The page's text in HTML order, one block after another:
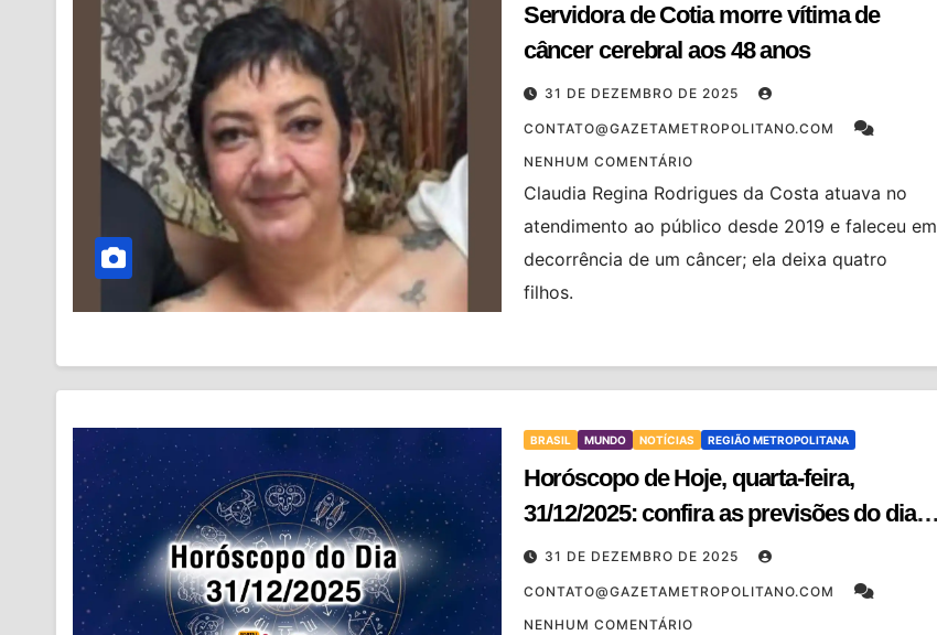
Servidora de Cotia morre vítima de
câncer cerebral aos 48 anos
31 DE DEZEMBRO DE 2025
CONTATO@GAZETAMETROPOLITANO.COM
NENHUM COMENTÁRIO
Claudia Regina Rodrigues da Costa atuava no
atendimento ao público desde 2019 e faleceu em
decorrência de um câncer; ela deixa quatro
filhos.
BRASIL MUNDO NOTÍCIAS REGIÃO METROPOLITANA
Horóscopo de Hoje, quarta-feira,
31/12/2025: confira as previsões do dia
para o seu signo
31 DE DEZEMBRO DE 2025
CONTATO@GAZETAMETROPOLITANO.COM
NENHUM COMENTÁRIO